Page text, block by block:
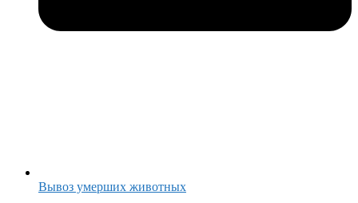
Вывоз умерших животных